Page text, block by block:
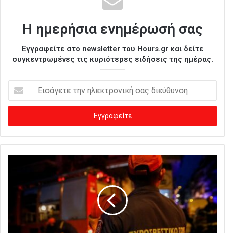
Η ημερήσια ενημέρωσή σας
Εγγραφείτε στο newsletter του Hours.gr και δείτε
συγκεντρωμένες τις κυριότερες ειδήσεις της ημέρας.
σ
γ
ε